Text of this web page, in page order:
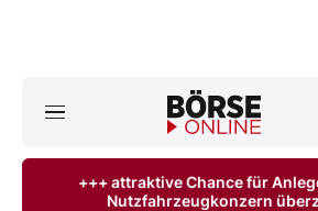
ktuelle Ausgabe BÖRSE
+++ attraktive Chance für
Nutzfahrzeugkonzern